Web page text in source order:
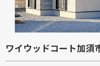
ワイウッドコート加須